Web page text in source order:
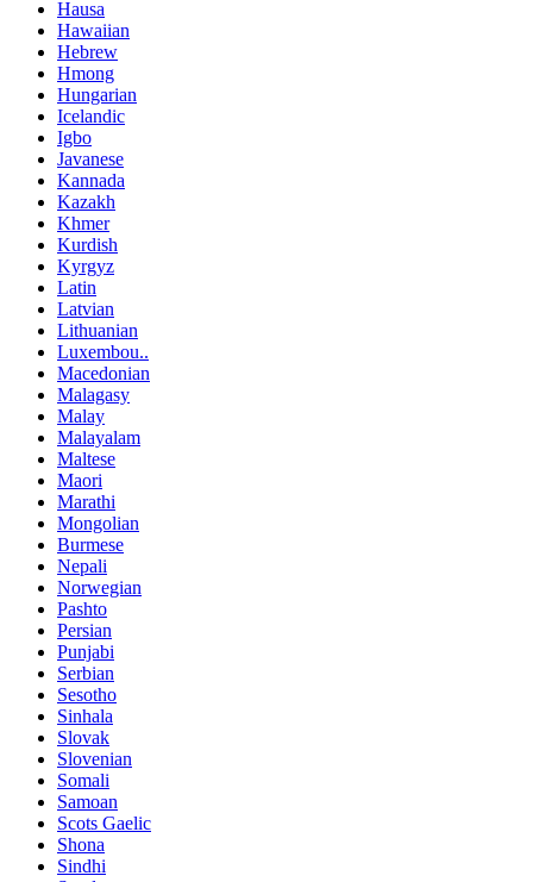
Hausa
Hawaiian
Hebrew
Hmong
Hungarian
Icelandic
Igbo
Javanese
Kannada
Kazakh
Khmer
Kurdish
Kyrgyz
Latin
Latvian
Lithuanian
Luxembou..
Macedonian
Malagasy
Malay
Malayalam
Maltese
Maori
Marathi
Mongolian
Burmese
Nepali
Norwegian
Pashto
Persian
Punjabi
Serbian
Sesotho
Sinhala
Slovak
Slovenian
Somali
Samoan
Scots Gaelic
Shona
Sindhi